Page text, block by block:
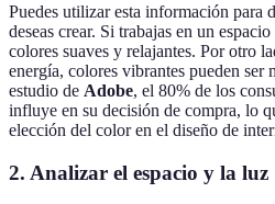
Puedes utilizar esta información para
deseas crear. Si trabajas en un
colores suaves y relajantes. Por otro
energía, colores vibrantes pueden ser
estudio de Adobe, el 80% de los
influye en su decisión de compra, lo
elección del color en el diseño de
2. Analizar el espacio y la luz